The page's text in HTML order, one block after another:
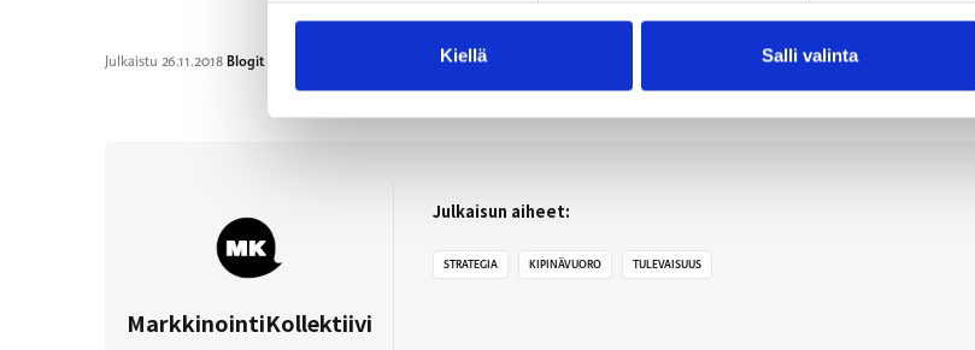
Kiellä Salli valinta
Julkaistu 26.11.2018 Blogit
MarkkinointiKollektiivi
Julkaisun aiheet:
STRATEGIA KIPINÄVUORO TULEVAISUUS